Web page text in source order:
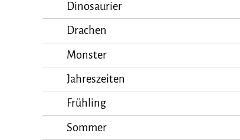
Dinosaurier
Drachen
Monster
Jahreszeiten
Frühling
Sommer